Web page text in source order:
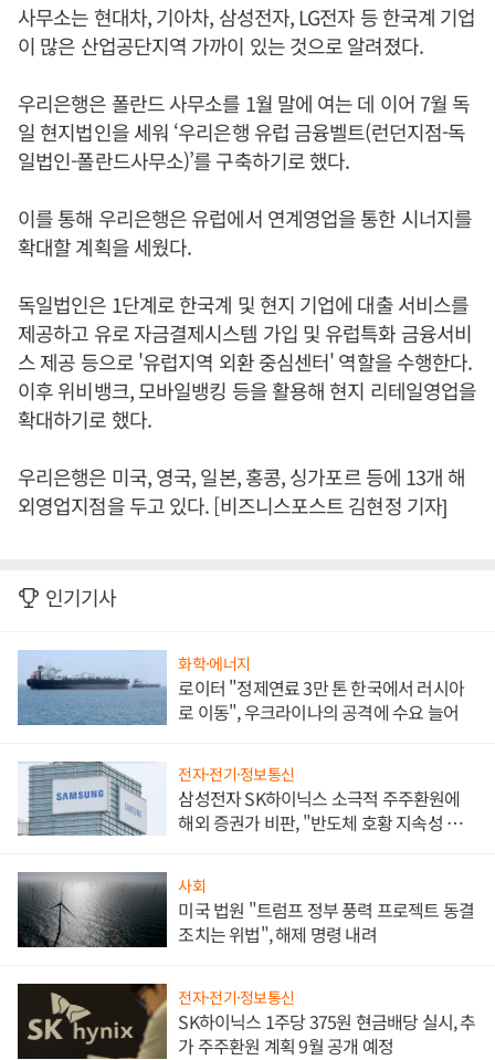
사무소는 현대차, 기아차, 삼성전자, LG전자 등 한국계 기업
이 많은 산업공단지역 가까이 있는 것으로 알려졌다.
우리은행은 폴란드 사무소를 1월 말에 여는 데 이어 7월 독
일 현지법인을 세워 ‘우리은행 유럽 금융벨트(런던지점-독
일법인-폴란드사무소)’를 구축하기로 했다.
이를 통해 우리은행은 유럽에서 연계영업을 통한 시너지를
확대할 계획을 세웠다.
독일법인은 1단계로 한국계 및 현지 기업에 대출 서비스를
제공하고 유로 자금결제시스템 가입 및 유럽특화 금융서비
스 제공 등으로 '유럽지역 외환 중심센터' 역할을 수행한다.
이후 위비뱅크, 모바일뱅킹 등을 활용해 현지 리테일영업을
확대하기로 했다.
우리은행은 미국, 영국, 일본, 홍콩, 싱가포르 등에 13개 해
외영업지점을 두고 있다. [비즈니스포스트 김현정 기자]
인기기사
화학·에너지
로이터 "정제연료 3만 톤 한국에서 러시아
로 이동", 우크라이나의 공격에 수요 늘어
전자·전기·정보통신
삼성전자 SK하이닉스 소극적 주주환원에
해외 증권가 비판, "반도체 호황 지속성 의
사회
미국 법원 "트럼프 정부 풍력 프로젝트 동결
조치는 위법", 해제 명령 내려
전자·전기·정보통신
SK하이닉스 1주당 375원 현금배당 실시, 추
가 주주환원 계획 9월 공개 예정